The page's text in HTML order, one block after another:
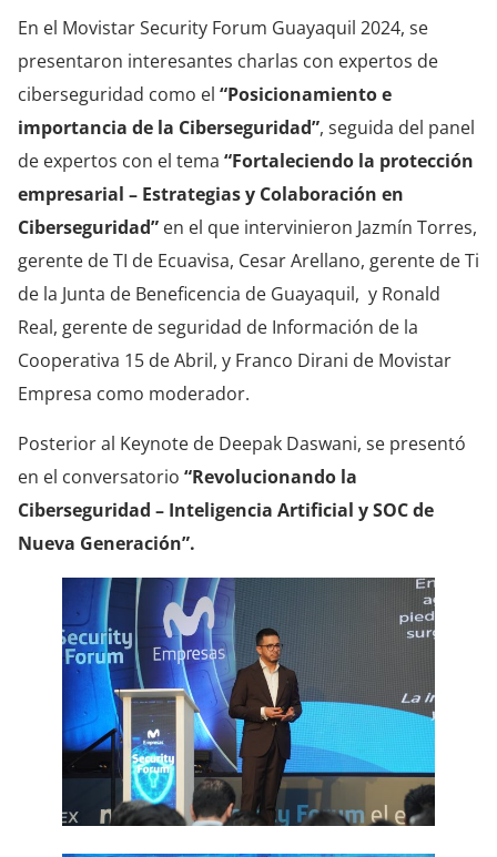
En el Movistar Security Forum Guayaquil 2024, se
presentaron interesantes charlas con expertos de
ciberseguridad como el “Posicionamiento e
importancia de la Ciberseguridad”, seguida del panel
de expertos con el tema “Fortaleciendo la protección
empresarial – Estrategias y Colaboración en
Ciberseguridad” en el que intervinieron Jazmín Torres,
gerente de TI de Ecuavisa, Cesar Arellano, gerente de Ti
de la Junta de Beneficencia de Guayaquil, y Ronald
Real, gerente de seguridad de Información de la
Cooperativa 15 de Abril, y Franco Dirani de Movistar
Empresa como moderador.
Posterior al Keynote de Deepak Daswani, se presentó
en el conversatorio “Revolucionando la
Ciberseguridad – Inteligencia Artificial y SOC de
Nueva Generación”.